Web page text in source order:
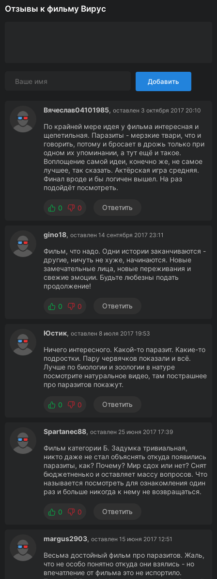
Отзывы к фильму Вирус
Добавить
Вячеслав04101985, оставлен 3 октября 2017 20:10
По крайней мере идея у фильма интересная и
щепетильная. Паразиты - мерзкие твари, что и
говорить, потому и бросает в дрожь только при
одном их упоминании, а тут ещё и такое.
Воплощение самой идеи, конечно же, не самое
лучшее, так сказать. Актёрская игра средняя.
Финал вроде и бы логичен вышел. На раз
подойдёт посмотреть.
0 0 Ответить
gino18, оставлен 14 сентября 2017 23:11
Фильм, что надо. Одни истории заканчиваются -
другие, ничуть не хуже, начинаются. Новые
замечательные лица, новые переживания и
свежие эмоции. Будьте любезны подать
продолжение!
0 0 Ответить
Юстик, оставлен 8 июля 2017 19:53
Ничего интересного. Какой-то паразит. Какие-то
подростки. Пару червячков показали и всё.
Лучше по биологии и зоологии в натуре
посмотрите натуральное видео, там пострашнее
про паразитов покажут.
0 0 Ответить
Spartanec88, оставлен 25 июня 2017 17:39
Фильм категории Б. Задумка тривиальная,
никто даже не стал объяснять откуда появились
паразиты, как? Почему? Мир сдох или нет? Снят
бюджетненько и оставляет массу вопросов. Что
называется посмотреть для ознакомления один
раз и больше никогда к нему не возвращаться.
0 0 Ответить
margus2903, оставлен 15 июня 2017 12:51
Весьма достойный фильм про паразитов. Жаль,
что не особо понятно откуда они взялись - но
впечатление от фильма это не испортило.